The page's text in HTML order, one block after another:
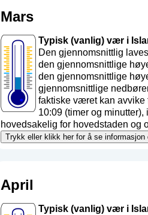
Mars
Typisk (vanlig) vær i
Den gjennomsnittlig
den gjennomsnittlige
den gjennomsnittlige
gjennomsnittlige
faktiske været kan avvike
10:09 (timer og
hovedsakelig for hovedstaden og
Trykk eller klikk her for å se
April
Typisk (vanlig) vær i